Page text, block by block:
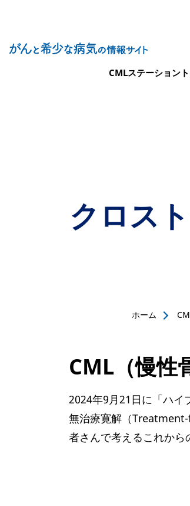
Site Logo
CMLステーション
クロス
ホーム
CML（慢性
2024年9月21日に「ハイ
無治療寛解（
者さんで考えるこれから